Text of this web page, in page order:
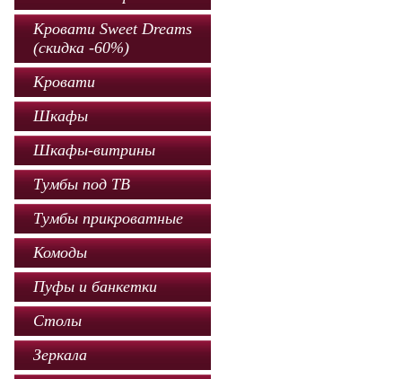
Кровати Sweet Dreams
(скидка -60%)
Кровати
Шкафы
Шкафы-витрины
Тумбы под ТВ
Тумбы прикроватные
Комоды
Пуфы и банкетки
Столы
Зеркала